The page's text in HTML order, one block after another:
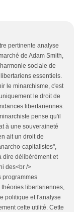
pertinente analyse
de Adam Smith,
sociale de
essentiels.
le minarchisme, c'est
le droit de
libertariennes.
pense qu'il
à une souveraineté
ait un droit de
capitalistes",
dire délibérément et
des<br />
programmes
théories libertariennes,
politique et l'analyse
cette utilité. Cette